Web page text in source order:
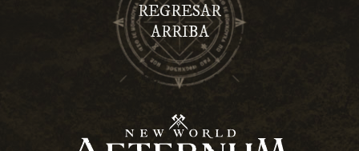
REGRESAR
ARRIBA